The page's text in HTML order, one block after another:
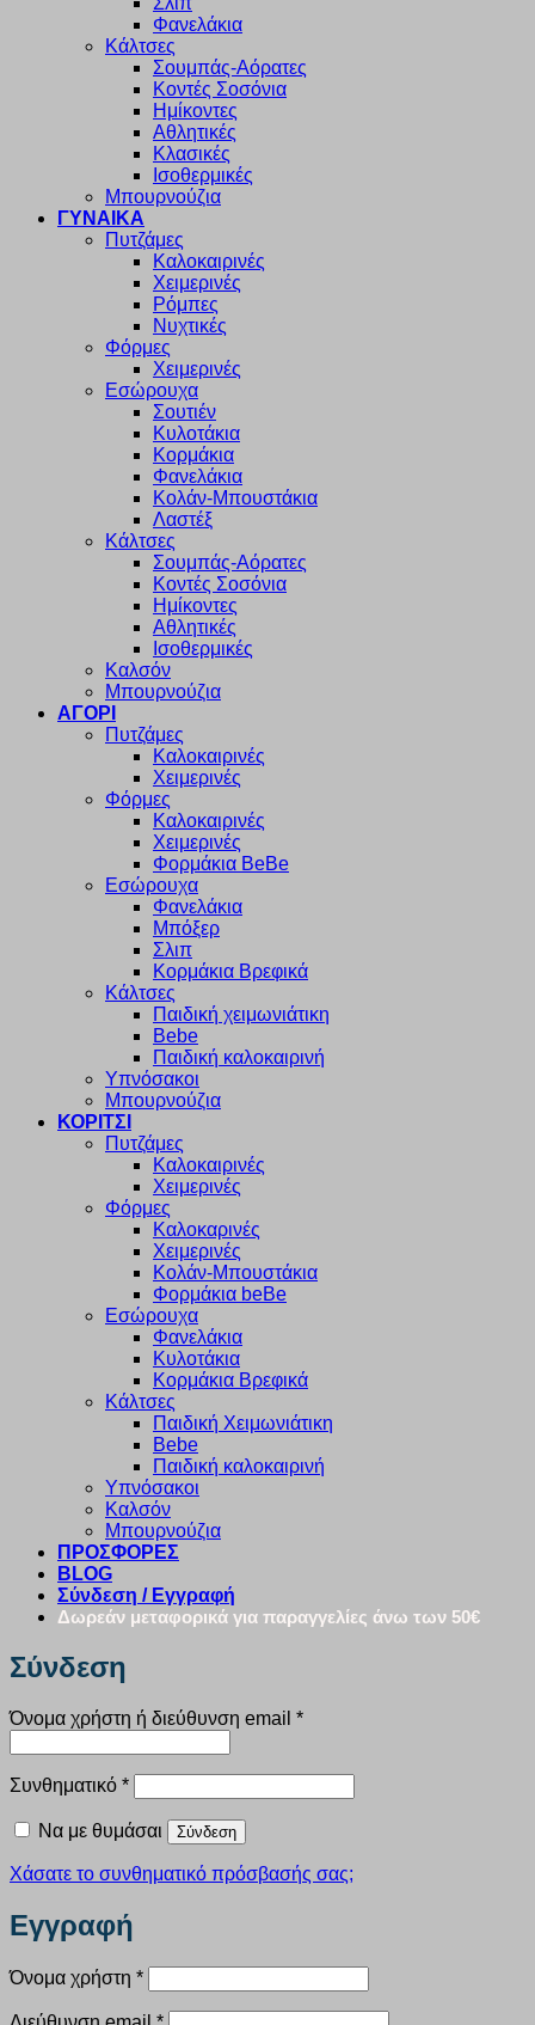
Φανελάκια
Κάλτσες
Σουμπάς-Αόρατες
Κοντές Σοσόνια
Ημίκοντες
Αθλητικές
Κλασικές
Ισοθερμικές
Μπουρνούζια
ΓΥΝΑΙΚΑ
Πυτζάμες
Καλοκαιρινές
Χειμερινές
Ρόμπες
Νυχτικές
Φόρμες
Χειμερινές
Εσώρουχα
Σουτιέν
Κυλοτάκια
Κορμάκια
Φανελάκια
Κολάν-Μπουστάκια
Λαστέξ
Κάλτσες
Σουμπάς-Αόρατες
Κοντές Σοσόνια
Ημίκοντες
Αθλητικές
Ισοθερμικές
Καλσόν
Μπουρνούζια
ΑΓΟΡΙ
Πυτζάμες
Καλοκαιρινές
Χειμερινές
Φόρμες
Καλοκαιρινές
Χειμερινές
Φορμάκια BeBe
Εσώρουχα
Φανελάκια
Μπόξερ
Σλιπ
Κορμάκια Βρεφικά
Κάλτσες
Παιδική χειμωνιάτικη
Bebe
Παιδική καλοκαιρινή
Υπνόσακοι
Μπουρνούζια
ΚΟΡΙΤΣΙ
Πυτζάμες
Καλοκαιρινές
Χειμερινές
Φόρμες
Καλοκαρινές
Χειμερινές
Κολάν-Μπουστάκια
Φορμάκια beBe
Εσώρουχα
Φανελάκια
Κυλοτάκια
Κορμάκια Βρεφικά
Κάλτσες
Παιδική Χειμωνιάτικη
Bebe
Παιδική καλοκαιρινή
Υπνόσακοι
Καλσόν
Μπουρνούζια
ΠΡΟΣΦΟΡΕΣ
BLOG
Σύνδεση / Εγγραφή
Δωρεάν μεταφορικά για παραγγελίες άνω των 50€
Σύνδεση
Όνομα χρήστη ή διεύθυνση email *Απαιτείται
Συνθηματικό *Απαιτείται
Να με θυμάσαι Σύνδεση
Χάσατε το συνθηματικό πρόσβασής σας;
Εγγραφή
Όνομα χρήστη *Απαιτείται
Απαιτείται